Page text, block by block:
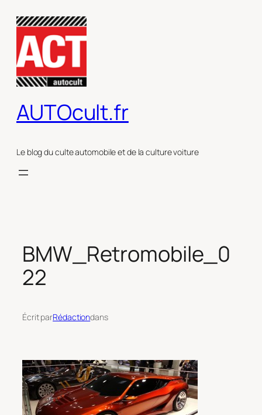
contenu
AUTOcult.fr
Le blog du culte automobile et de la culture voiture
BMW_Retromobile_0
22
Écrit parRédactiondans